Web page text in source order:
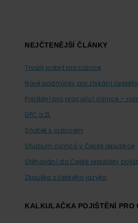
FooterNEJČTENĚJŠÍ ČLÁNKY
Trvalý pobyt pro cizince
Nové podmínky pro získání
Pojištění pro pracující cizince –
DPČ a ŽL
Sňatek s cizincem
Studium cizinců v České republice
Stěhování do České republiky
Zkouška z českého jazyka
KALKULAČKA POJIŠTĚNÍ PRO